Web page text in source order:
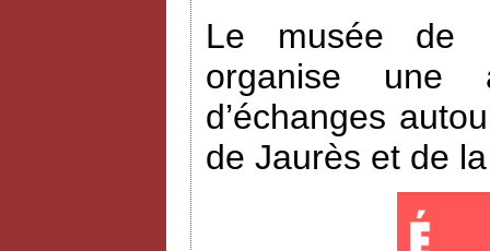
Le musée de
organise une
d’échanges
de Jaurès et de